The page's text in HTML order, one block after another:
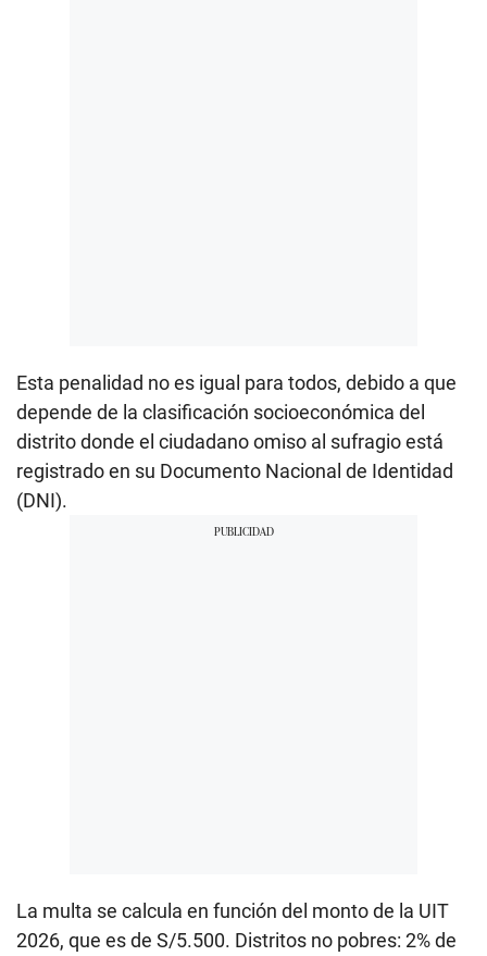
Esta penalidad no es igual para todos, debido a que
depende de la clasificación socioeconómica del
distrito donde el ciudadano omiso al sufragio está
registrado en su Documento Nacional de Identidad
(DNI).
La multa se calcula en función del monto de la UIT
2026, que es de S/5.500. Distritos no pobres: 2% de